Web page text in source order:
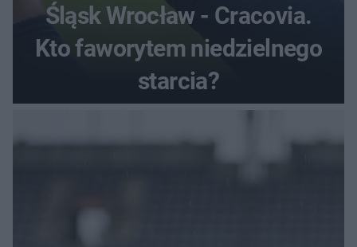
Śląsk Wrocław - Cracovia.
Kto faworytem niedzielnego
starcia?